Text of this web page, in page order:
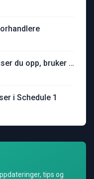
Schedule 1 Brick Press: Slik låser du opp, bruker og maksimerer fortjenesten
i Schedule 1
tips og